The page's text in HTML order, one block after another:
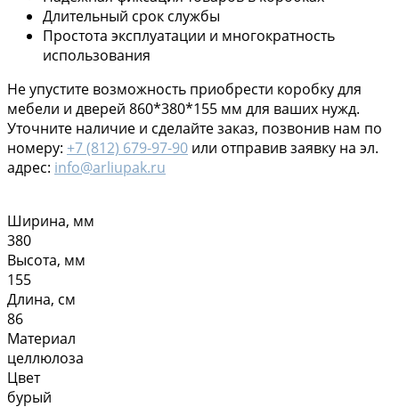
Длительный срок службы
Простота эксплуатации и многократность
использования
Не упустите возможность приобрести коробку для
мебели и дверей 860*380*155 мм для ваших нужд.
Уточните наличие и сделайте заказ, позвонив нам по
номеру: +7 (812) 679-97-90 или отправив заявку на эл.
адрес: info@arliupak.ru
Ширина, мм
380
Высота, мм
155
Длина, см
86
Материал
целлюлоза
Цвет
бурый